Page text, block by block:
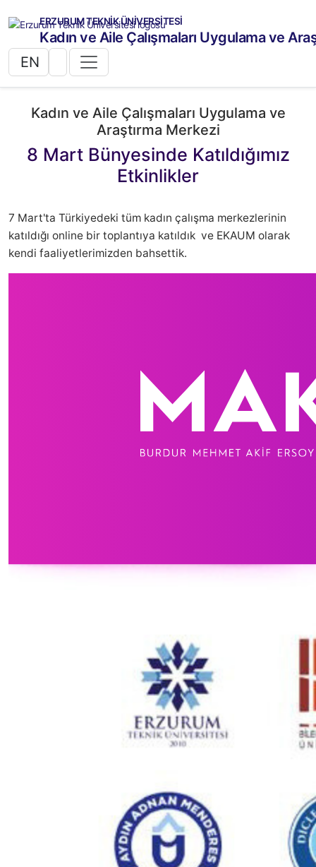
ERZURUM TEKNİK ÜNİVERSİTESİ
Kadın ve Aile Çalışmaları Uygulama ve
EN
Kadın ve Aile Çalışmaları Uygulama ve
Araştırma Merkezi
8 Mart Bünyesinde Katıldığımız
Etkinlikler
7 Mart'ta Türkiyedeki tüm kadın çalışma merkezlerinin
katıldığı online bir toplantıya katıldık ve EKAUM olarak
kendi faaliyetlerimizden bahsettik.